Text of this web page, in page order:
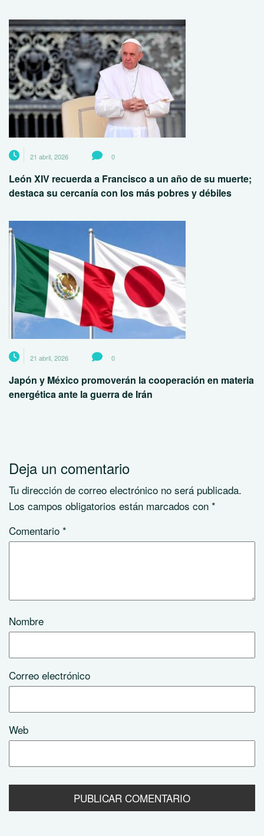
21 abril, 2026 0
León XIV recuerda a Francisco a un año de su muerte;
destaca su cercanía con los más pobres y débiles
21 abril, 2026 0
Japón y México promoverán la cooperación en materia
energética ante la guerra de Irán
Deja un comentario
Tu dirección de correo electrónico no será publicada.
Los campos obligatorios están marcados con *
Comentario *
Nombre
Correo electrónico
Web